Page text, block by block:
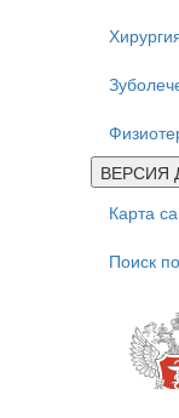
ВЕРСИЯ
Карта
Поиск